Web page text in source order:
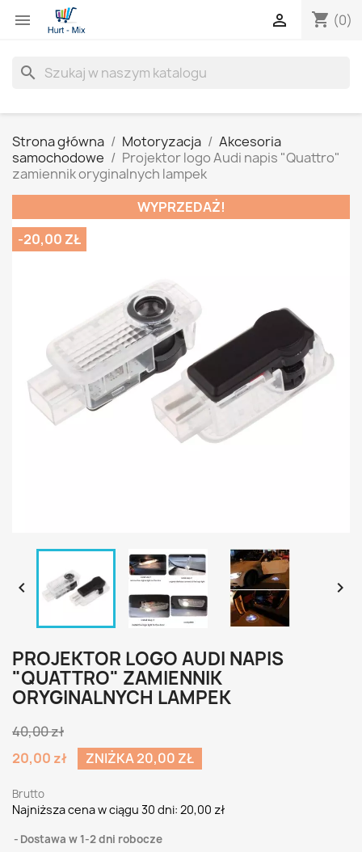
 shopping_cart (0)

search
Strona główna Motoryzacja
Akcesoria
samochodowe
Projektor logo Audi napis "Quattro"
zamiennik oryginalnych lampek
WYPRZEDAŻ!
-20,00 ZŁ
 
PROJEKTOR LOGO AUDI NAPIS
"QUATTRO" ZAMIENNIK
ORYGINALNYCH LAMPEK
40,00 zł
20,00 zł
ZNIŻKA 20,00 ZŁ
Brutto
Najniższa cena w ciągu 30 dni: 20,00 zł
Dostawa w 1-2 dni robocze